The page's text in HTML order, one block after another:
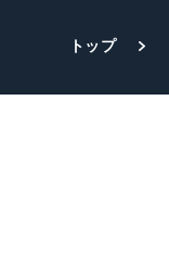
トップ